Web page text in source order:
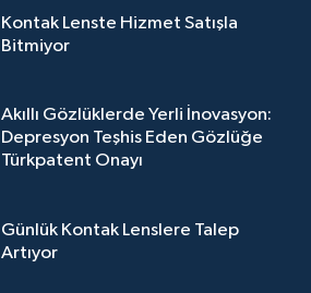
Kontak Lenste Hizmet Satışla
Bitmiyor
Akıllı Gözlüklerde Yerli İnovasyon:
Depresyon Teşhis Eden Gözlüğe
Türkpatent Onayı
Günlük Kontak Lenslere Talep
Artıyor